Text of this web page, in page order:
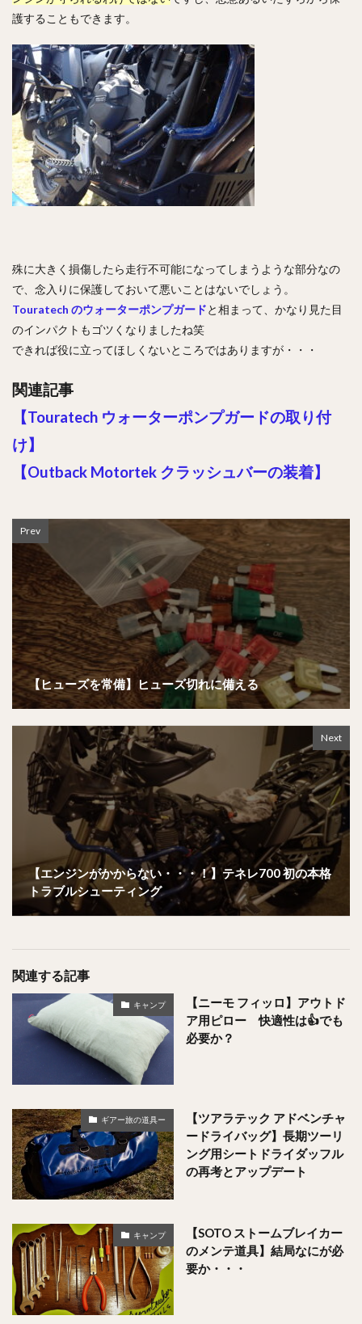
護することもできます。
殊に大きく損傷したら走行不可能になってしまうような部分なの
で、念入りに保護しておいて悪いことはないでしょう。
Touratech のウォーターポンプガードと相まって、かなり見た目
のインパクトもゴツくなりましたね笑
できれば役に立ってほしくないところではありますが・・・
関連記事
【Touratech ウォーターポンプガードの取り付
け】
【Outback Motortek クラッシュバーの装着】
Prev
【ヒューズを常備】ヒューズ切れに備える
Next
【エンジンがかからない・・・！】テネレ700 初の本格
トラブルシューティング
関連する記事
キャンプ
【ニーモ フィッロ】アウトド
ア用ピロー 快適性は👍でも
必要か？
ギアー旅の道具ー
【ツアラテック アドベンチャ
ードライバッグ】長期ツーリ
ング用シートドライダッフル
の再考とアップデート
キャンプ
【SOTO ストームブレイカー
のメンテ道具】結局なにが必
要か・・・